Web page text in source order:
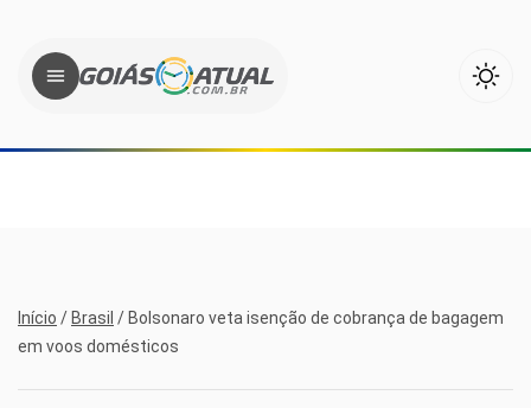
Início / Brasil / Bolsonaro veta isenção de cobrança de bagagem
em voos domésticos